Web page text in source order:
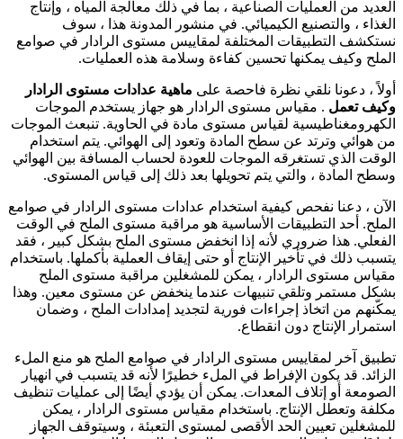
العديد من العمليات الصناعية ، بما في ذلك معالجة المياه ، وإنتاج
الغذاء ، والتصنيع الكيميائي. في منشور المدونة هذا ، سوف
نستكشف التطبيقات المختلفة لمقاييس مستوى الرادار في صوامع
الملح وكيف يمكنها تحسين كفاءة وسلامة هذه العمليات.
أولاً ، دعونا نلقي نظرة فاحصة على ماهية عدادات مستوى الرادار
وكيف تعمل . مقياس مستوى الرادار هو جهاز يستخدم الموجات
الكهرومغناطيسية لقياس مستوى مادة في الحاوية. تنبعث الموجات
من هوائي وترتد عن سطح المادة وتعود إلى الهوائي. يتم استخدام
الوقت الذي تستغرقه الموجات للعودة لحساب المسافة بين الهوائي
وسطح المادة ، والتي يتم تحويلها بعد ذلك إلى قياس المستوى.
الآن ، دعنا نفحص كيفية استخدام عدادات مستوى الرادار في صوامع
الملح. أحد التطبيقات الأساسية هو مراقبة مستوى الملح في الوقت
الفعلي. هذا ضروري لأنه إذا انخفض مستوى الملح بشكل كبير ، فقد
يتسبب ذلك في تأخير الإنتاج أو حتى إيقاف العملية بأكملها. باستخدام
مقياس مستوى الرادار ، يمكن للمشغلين مراقبة مستوى الملح
بشكل مستمر وتلقي تنبيهات عندما ينخفض عن مستوى معين. وهذا
يمكّنهم من اتخاذ إجراءات فورية لتجديد إمدادات الملح ، وضمان
استمرار الإنتاج دون انقطاع.
تطبيق آخر لمقاييس مستوى الرادار في صوامع الملح هو منع الملء
الزائد. قد يكون الإفراط في الملء خطيرًا لأنه قد يتسبب في انهيار
الصومعة أو إتلاف المعدات. يمكن أن يؤدي أيضًا إلى عمليات تنظيف
مكلفة وتعطل الإنتاج. باستخدام مقياس مستوى الرادار ، يمكن
للمشغلين تعيين الحد الأقصى لمستوى التعبئة ، وسيتوقف الجهاز